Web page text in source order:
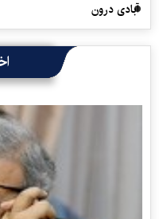
آبادی درون